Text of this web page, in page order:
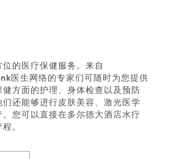
的医疗保健服务。来自
医生网络的专家们可随时为您提供
方面的护理、身体检查以及预防
还能够进行皮肤美容、激光医学
您可以直接在多尔德大酒店水疗
。